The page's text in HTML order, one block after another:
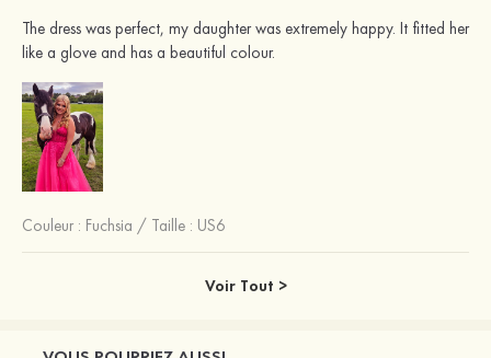
The dress was perfect, my daughter was extremely happy. It fitted her
like a glove and has a beautiful colour.
Couleur : Fuchsia / Taille : US6
Voir Tout >